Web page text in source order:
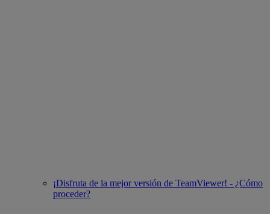
¡Disfruta de la mejor versión de TeamViewer! - ¿Cómo
proceder?